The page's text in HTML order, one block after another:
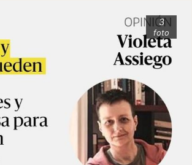
3
foto